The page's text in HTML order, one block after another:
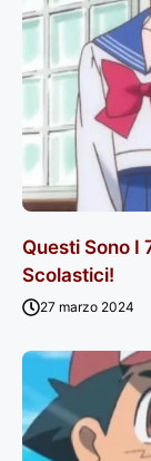
Questi Sono I
Scolastici!
27 marzo 2024